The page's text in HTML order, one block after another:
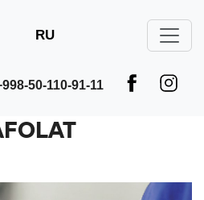
RU
50-110-91-11